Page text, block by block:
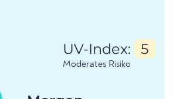
UV-Index: 5
Moderates Risiko